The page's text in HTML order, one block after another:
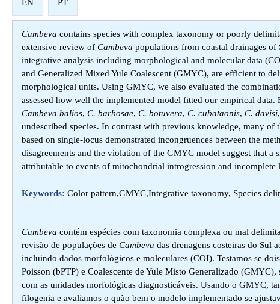
EN PT
Cambeva contains species with complex taxonomy or poorly
extensive review of Cambeva populations from coastal drainages
integrative analysis including morphological and molecular data
and Generalized Mixed Yule Coalescent (GMYC), are efficient to
morphological units. Using GMYC, we also evaluated the
assessed how well the implemented model fitted our empirical
Cambeva balios, C. barbosae, C. botuvera, C. cubataonis, C. davisi,
undescribed species. In contrast with previous knowledge, many
based on single-locus demonstrated incongruences between the
disagreements and the violation of the GMYC model suggest that
attributable to events of mitochondrial introgression and incomplete
Keywords: Color pattern,GMYC,Integrative taxonomy, Species
Cambeva contém espécies com taxonomia complexa ou mal
revisão de populações de Cambeva das drenagens costeiras do Sul
incluindo dados morfológicos e moleculares (COI). Testamos se
Poisson (bPTP) e Coalescente de Yule Misto Generalizado
com as unidades morfológicas diagnosticáveis. Usando o GMYC,
filogenia e avaliamos o quão bem o modelo implementado se